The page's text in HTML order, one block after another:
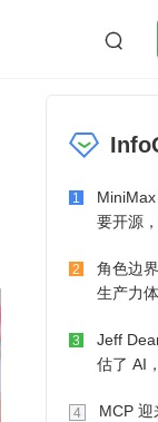

微服务架构
1
要开源
2
角色边
生产力
3
Jeff
估了 AI
4
MCP